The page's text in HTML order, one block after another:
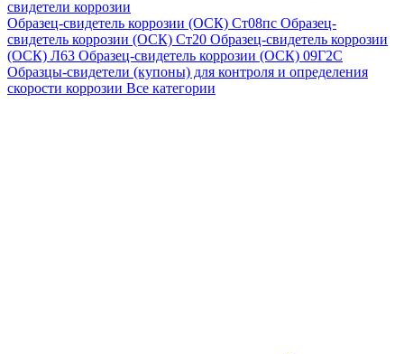
свидетели коррозии
Образец-свидетель коррозии (ОСК) Ст08пс Образец-
свидетель коррозии (ОСК) Ст20 Образец-свидетель коррозии
(ОСК) Л63 Образец-свидетель коррозии (ОСК) 09Г2С
Образцы-свидетели (купоны) для контроля и определения
скорости коррозии Все категории